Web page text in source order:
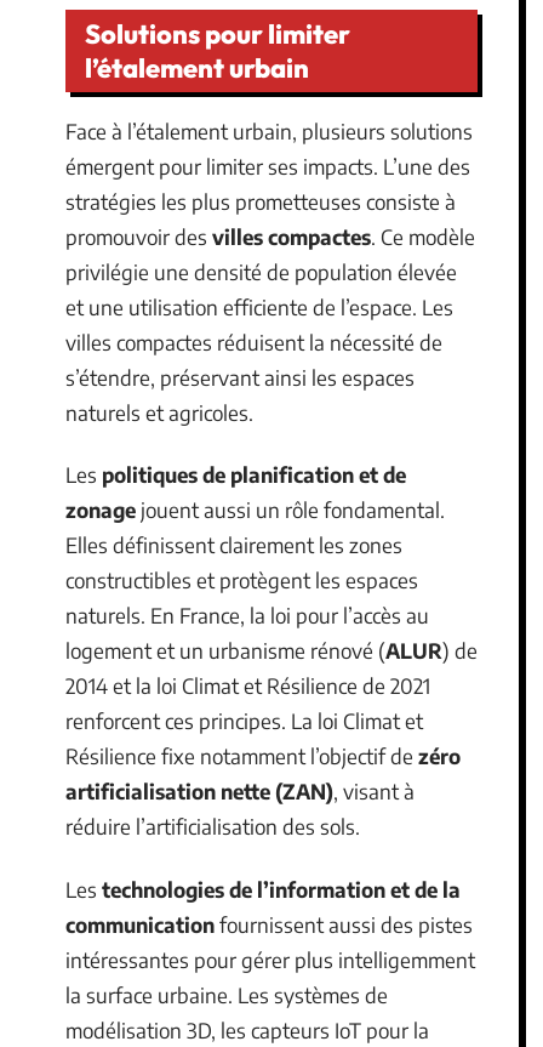
Solutions pour limiter
l’étalement urbain
Face à l’étalement urbain, plusieurs solutions
émergent pour limiter ses impacts. L’une des
stratégies les plus prometteuses consiste à
promouvoir des villes compactes. Ce modèle
privilégie une densité de population élevée
et une utilisation efficiente de l’espace. Les
villes compactes réduisent la nécessité de
s’étendre, préservant ainsi les espaces
naturels et agricoles.
Les politiques de planification et de
zonage jouent aussi un rôle fondamental.
Elles définissent clairement les zones
constructibles et protègent les espaces
naturels. En France, la loi pour l’accès au
logement et un urbanisme rénové (ALUR) de
2014 et la loi Climat et Résilience de 2021
renforcent ces principes. La loi Climat et
Résilience fixe notamment l’objectif de zéro
artificialisation nette (ZAN), visant à
réduire l’artificialisation des sols.
Les technologies de l’information et de la
communicationfournissent aussi des pistes
intéressantes pour gérer plus intelligemment
la surface urbaine. Les systèmes de
modélisation 3D, les capteurs IoT pour la